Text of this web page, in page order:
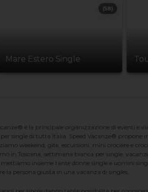
Mare Estero Single
(58)
è la principale organizzazione di eventi e
single di tutta Italia. Speed Vacanze® propone
weekend, gite, escursioni, mini crociere e
in Toscana, settimana bianca per single,
insieme tante donne single e uomini
la persona giusta in una vacanza di singles.